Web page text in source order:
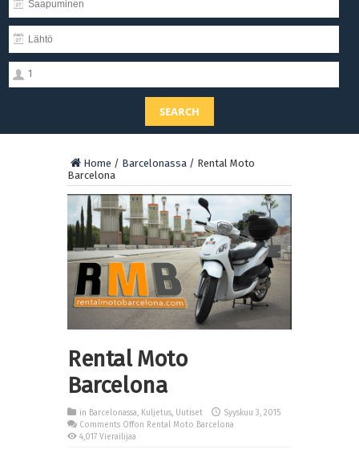
1
SEARCH
Home / Barcelonassa / Rental Moto
Barcelona
Rental Moto
Barcelona
in Barcelonassa, Kuljetus, Uutiset
Syyskuu 3, 2015
Comments Offon Rental Moto Barcelona
4,017 Vierailijaa